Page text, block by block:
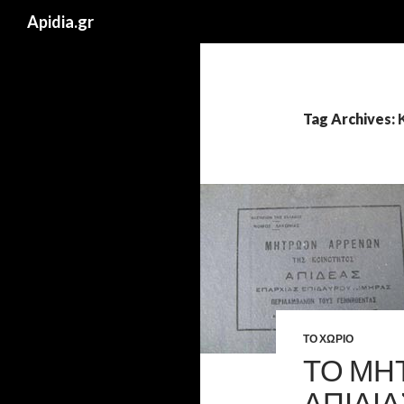
Apidia.gr
Tag
ΤΟ ΧΩΡΙΟ
ΤΟ